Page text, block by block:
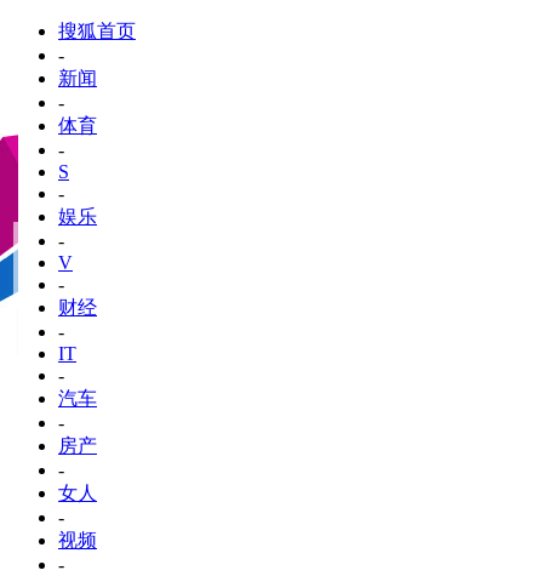
搜狐首页
-
新闻
-
体育
-
S
-
娱乐
-
V
-
财经
-
IT
-
汽车
-
房产
-
女人
-
视频
-